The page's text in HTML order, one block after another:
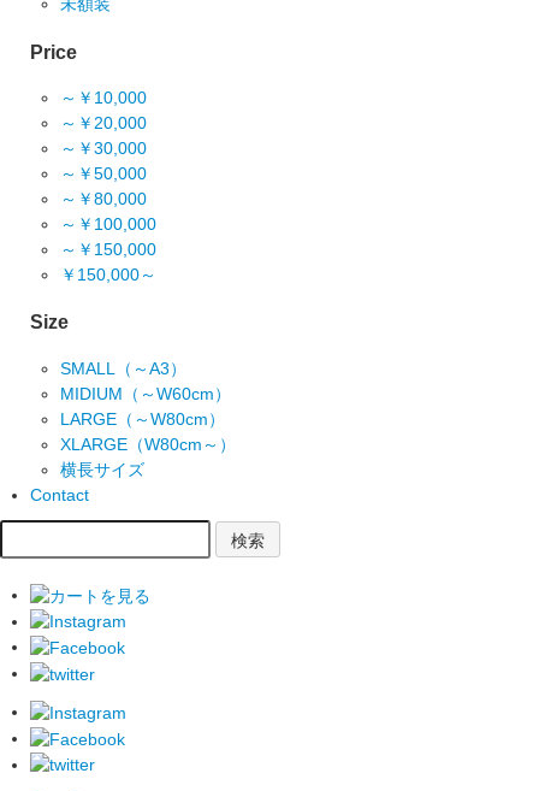
未額装
Price
～￥10,000
～￥20,000
～￥30,000
～￥50,000
～￥80,000
～￥100,000
～￥150,000
￥150,000～
Size
SMALL（～A3）
MIDIUM（～W60cm）
LARGE（～W80cm）
XLARGE（W80cm～）
横長サイズ
Contact